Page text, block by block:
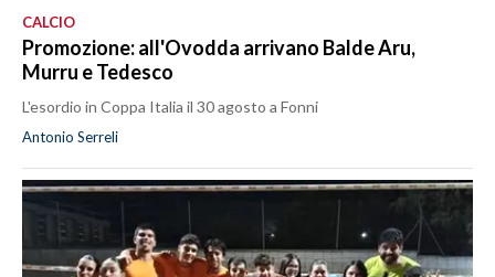
CALCIO
Promozione: all'Ovodda arrivano Balde Aru,
Murru e Tedesco
L'esordio in Coppa Italia il 30 agosto a Fonni
Antonio Serreli